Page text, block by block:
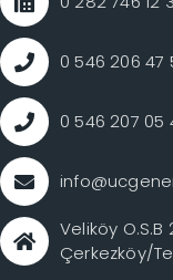
0 546 206 47
0 546 207 05
Veliköy
Çerkezköy/